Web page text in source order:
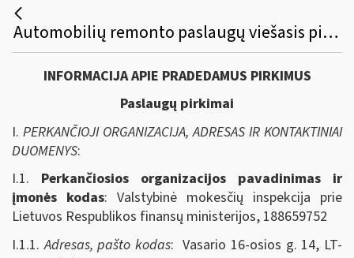
Automobilių remonto paslaugų viešasis pirkimas
INFORMACIJA APIE PRADEDAMUS PIRKIMUS
Paslaugų pirkimai
I. PERKANČIOJI ORGANIZACIJA, ADRESAS IR KONTAKTINIAI
DUOMENYS:
I.1. Perkančiosios organizacijos pavadinimas ir
įmonės kodas: Valstybinė mokesčių inspekcija prie
Lietuvos Respublikos finansų ministerijos, 188659752
I.1.1.Adresas, pašto kodas: Vasario 16-osios g. 14, LT-